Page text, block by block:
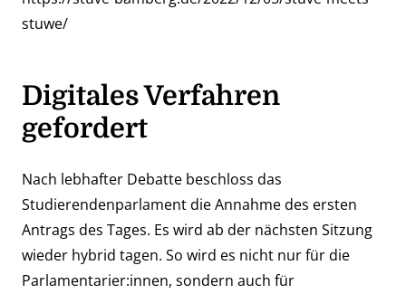
stuwe/
Digitales Verfahren
gefordert
Nach lebhafter Debatte beschloss das
Studierendenparlament die Annahme des ersten
Antrags des Tages. Es wird ab der nächsten Sitzung
wieder hybrid tagen. So wird es nicht nur für die
Parlamentarier:innen, sondern auch für